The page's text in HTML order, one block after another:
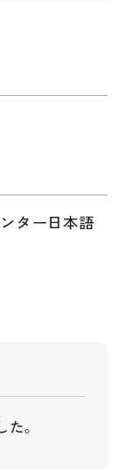
ター日本語
。